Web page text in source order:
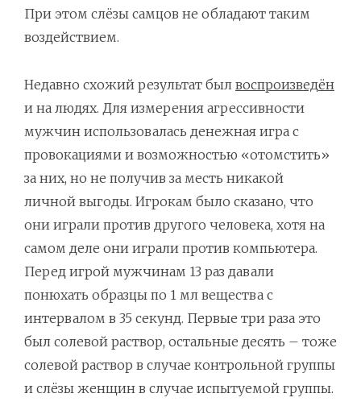
При этом слёзы самцов не обладают таким
воздействием.
Недавно схожий результат был воспроизведён
и на людях. Для измерения агрессивности
мужчин использовалась денежная игра с
провокациями и возможностью «отомстить»
за них, но не получив за месть никакой
личной выгоды. Игрокам было сказано, что
они играли против другого человека, хотя на
самом деле они играли против компьютера.
Перед игрой мужчинам 13 раз давали
понюхать образцы по 1 мл вещества с
интервалом в 35 секунд. Первые три раза это
был солевой раствор, остальные десять – тоже
солевой раствор в случае контрольной группы
и слёзы женщин в случае испытуемой группы.